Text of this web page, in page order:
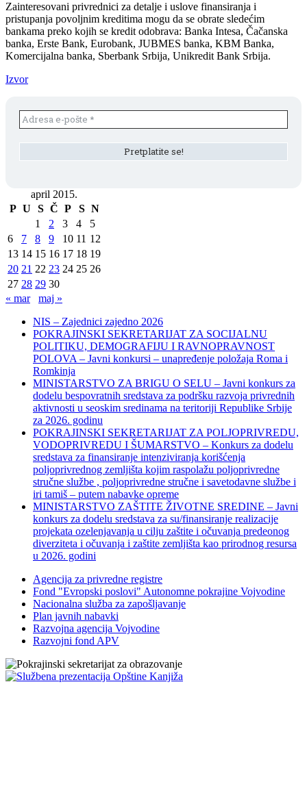
Zainteresovani privrednici za detalje i uslove finansiranja i
pristupanja povoljnim kreditima mogu da se obrate sledećim
bankama preko kojih se kredit odobrava: Banka Intesa, Čačanska
banka, Erste Bank, Eurobank, JUBMES banka, KBM Banka,
Komercijalna banka, Sberbank Srbija, Unikredit Bank Srbija.
Izvor
april 2015.
P U S Č P S N
1
2 3 4
5
6
7 8 9 10 11 12
13 14 15 16 17 18 19
20 21 22 23 24 25 26
27 28 29 30
« mar
maj »
NIS – Zajednici zajedno 2026
POKRAJINSKI SEKRETARIJAT ZA SOCIJALNU
POLITIKU, DEMOGRAFIJU I RAVNOPRAVNOST
POLOVA – Javni konkursi – unapređenje položaja Roma i
Romkinja
MINISTARSTVO ZA BRIGU O SELU – Javni konkurs za
dodelu bespovratnih sredstava za podršku razvoja privrednih
aktivnosti u seoskim sredinama na teritoriji Republike Srbije
za 2026. godinu
POKRAJINSKI SEKRETARIJAT ZA POLJOPRIVREDU,
VODOPRIVREDU I ŠUMARSTVO – Konkurs za dodelu
sredstava za finansiranje intenziviranja korišćenja
poljoprivrednog zemljišta kojim raspolažu poljoprivredne
stručne službe , poljoprivredne stručne i savetodavne službe i
iri tamiš ‒ putem nabavke opreme
MINISTARSTVO ZAŠTITE ŽIVOTNE SREDINE – Javni
konkurs za dodelu sredstava za su/finansiranje realizacije
projekata ozelenjavanja u cilju zaštite i očuvanja predeonog
diverziteta i očuvanja i zaštite zemljišta kao prirodnog resursa
u 2026. godini
Agencija za privredne registre
Fond "Evropski poslovi" Autonomne pokrajine Vojvodine
Nacionalna služba za zapošljavanje
Plan javnih nabavki
Razvojna agencija Vojvodine
Razvojni fond APV